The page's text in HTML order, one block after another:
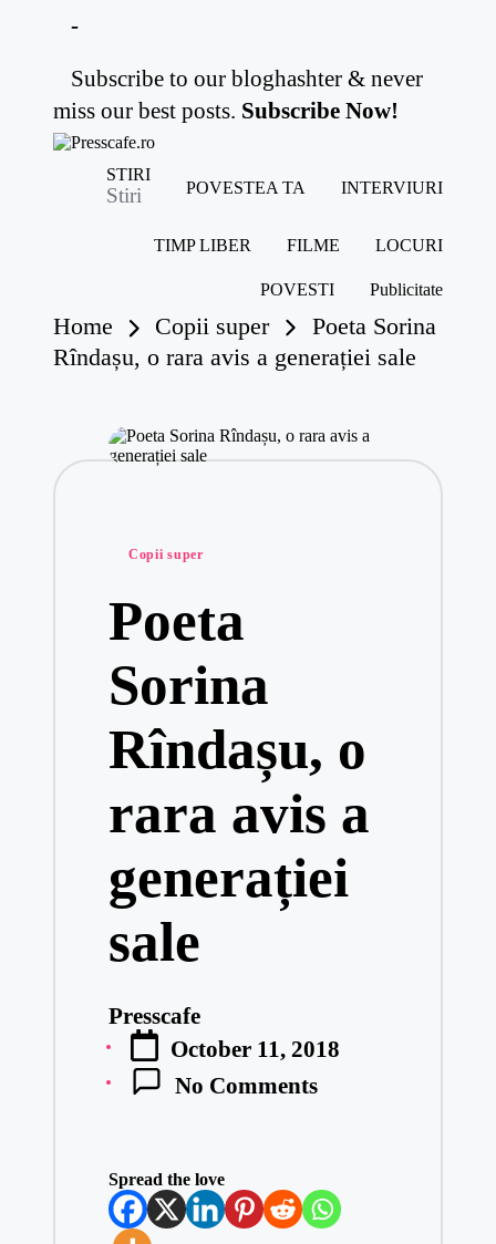
-
Subscribe to our bloghashter & never
miss our best posts. Subscribe Now!
f
e
.r
Cafeneau
experientelor
STIRI
Stiri POVESTEA TA INTERVIURI
TIMP LIBER FILME LOCURI
POVESTI Publicitate
Home Copii super
Poeta Sorina
Rîndașu, o rara avis a generației sale
Posted
Copii super
Poeta
Sorina
Rîndașu, o
rara avis a
generației
sale
Posted
by
Presscafe
October 11, 2018
No Comments
Spread the love